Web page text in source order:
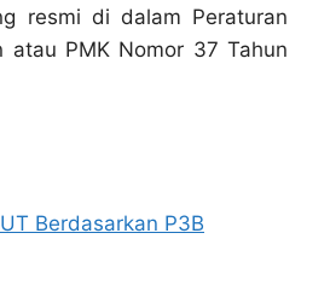
resmi di dalam Peraturan
atau PMK Nomor 37 Tahun
Berdasarkan P3B